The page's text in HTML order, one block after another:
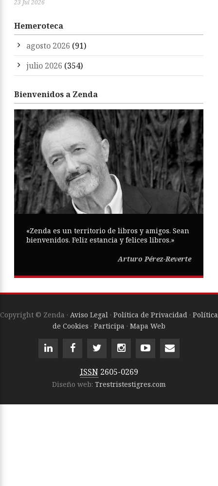
23 Jul 2026
Hemeroteca
agosto 2026 (91)
julio 2026 (354)
Bienvenidos a Zenda
«Zenda es un territorio de libros y amigos. Sean
bienvenidos. Feliz estancia y felices libros.»
Arturo Pérez-Reverte
Copyright © Zenda · Aviso Legal · Política de Privacidad · Política
de Cookies · Participa · Mapa Web
ISSN 2605-0269
Diseño web: Trestristestigres.com